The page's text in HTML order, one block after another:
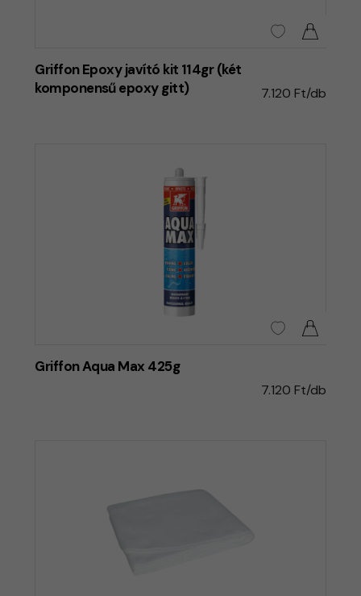
Griffon Epoxy javító kit 114gr (két
komponensű epoxy gitt)
7.120 Ft/db
Griffon Aqua Max 425g
7.120 Ft/db